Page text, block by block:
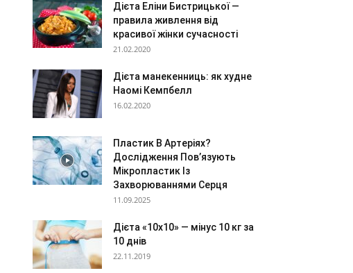
Дієта Еліни Бистрицької —
правила живлення від
красивої жінки сучасності
21.02.2020
Дієта манекенниць: як худне
Наомі Кемпбелл
16.02.2020
Пластик В Артеріях?
Дослідження Пов’язують
Мікропластик Із
Захворюваннями Серця
11.09.2025
Дієта «10х10» — мінус 10 кг за
10 днів
22.11.2019